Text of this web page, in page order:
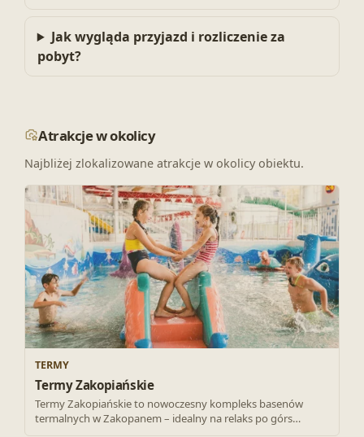
Jak wygląda przyjazd i rozliczenie za
pobyt?
Atrakcje w okolicy
Najbliżej zlokalizowane atrakcje w okolicy obiektu.
TERMY
Termy Zakopiańskie
Termy Zakopiańskie to nowoczesny kompleks basenów
termalnych w Zakopanem – idealny na relaks po górs…